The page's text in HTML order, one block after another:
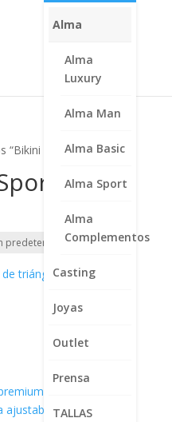
Alma
Alma
Luxury
Alma Man
Alma Basic
Alma Sport
Alma
Complementos
Casting
Joyas
Outlet
Prensa
TALLAS
“Bikini Negro Sport”